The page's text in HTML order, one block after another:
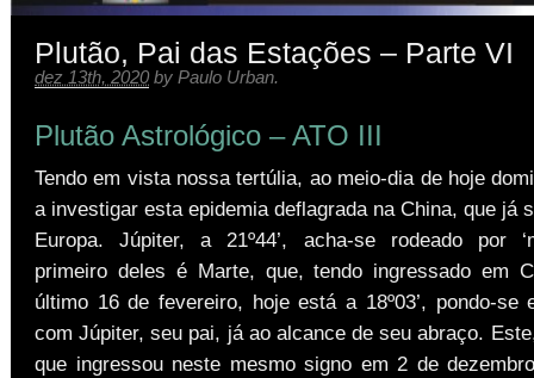
Plutão, Pai das Estações – Parte VI
dez 13th, 2020 by Paulo Urban.
Plutão Astrológico – ATO III
Tendo em vista nossa tertúlia, ao meio-dia de hoje
a investigar esta epidemia deflagrada na China, que já
Europa. Júpiter, a 21º44’, acha-se rodeado por
primeiro deles é Marte, que, tendo ingressado em
último 16 de fevereiro, hoje está a 18º03’, pondo-se
com Júpiter, seu pai, já ao alcance de seu abraço.
que ingressou neste mesmo signo em 2 de